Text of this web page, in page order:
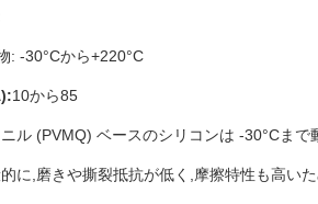
: -30°Cから+220°C
10から85
ル (PVMQ) ベースのシリコンは -30°Cま
に,磨きや撕裂抵抗が低く,摩擦特性も高い